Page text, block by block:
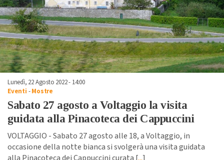
Lunedì, 22 Agosto 2022 - 14:00
Eventi -Mostre
Sabato 27 agosto a Voltaggio la visita
guidata alla Pinacoteca dei Cappuccini
VOLTAGGIO - Sabato 27 agosto alle 18, a Voltaggio, in
occasione della notte bianca si svolgerà una visita guidata